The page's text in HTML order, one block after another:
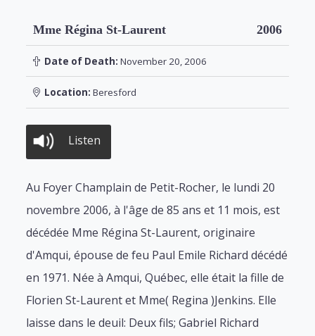
Mme Régina St-Laurent 2006
Date of Death: November 20, 2006
Location: Beresford
Listen
Au Foyer Champlain de Petit-Rocher, le lundi 20
novembre 2006, à l'âge de 85 ans et 11 mois, est
décédée Mme Régina St-Laurent, originaire
d'Amqui, épouse de feu Paul Emile Richard décédé
en 1971. Née à Amqui, Québec, elle était la fille de
Florien St-Laurent et Mme( Regina )Jenkins. Elle
laisse dans le deuil: Deux fils; Gabriel Richard